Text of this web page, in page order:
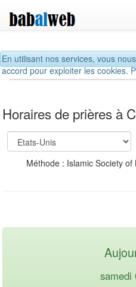
En utilisant nos services, vous
accord pour exploiter les cookies.
Horaires de prières à
Méthode : Islamic Society
samedi